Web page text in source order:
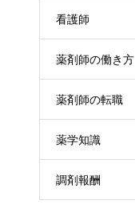
看護師
薬剤師の働き方
薬剤師の転職
薬学知識
調剤報酬